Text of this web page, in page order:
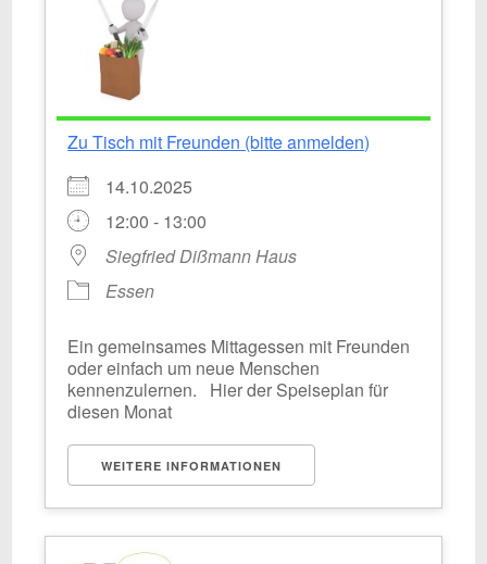
Zu Tisch mit Freunden (bitte anmelden)
14.10.2025
12:00 - 13:00
Siegfried Dißmann Haus
Essen
Ein gemeinsames Mittagessen mit Freunden
oder einfach um neue Menschen
kennenzulernen. Hier der Speiseplan für
diesen Monat
WEITERE INFORMATIONEN